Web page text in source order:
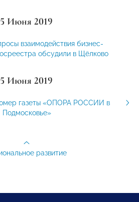
Июня 2019
взаимодействия бизнес-
обсудили в Щёлково
Июня 2019
газеты «ОПОРА РОССИИ в
Подмосковье»
развитие